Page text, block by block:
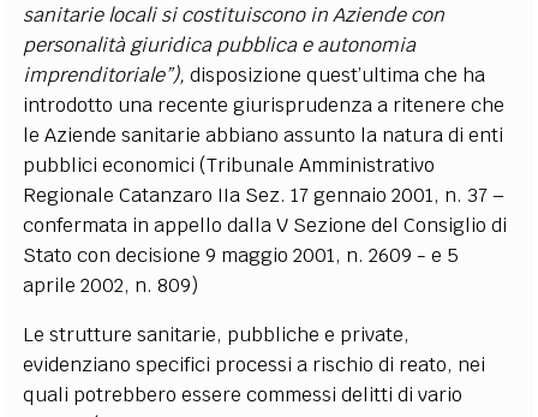
sanitarie locali si costituiscono in Aziende con
personalità giuridica pubblica e autonomia
imprenditoriale”), disposizione quest’ultima che ha
introdotto una recente giurisprudenza a ritenere che
le Aziende sanitarie abbiano assunto la natura di enti
pubblici economici (Tribunale Amministrativo
Regionale Catanzaro IIa Sez. 17 gennaio 2001, n. 37 –
confermata in appello dalla V Sezione del Consiglio di
Stato con decisione 9 maggio 2001, n. 2609 - e 5
aprile 2002, n. 809)
Le strutture sanitarie, pubbliche e private,
evidenziano specifici processi a rischio di reato, nei
quali potrebbero essere commessi delitti di vario